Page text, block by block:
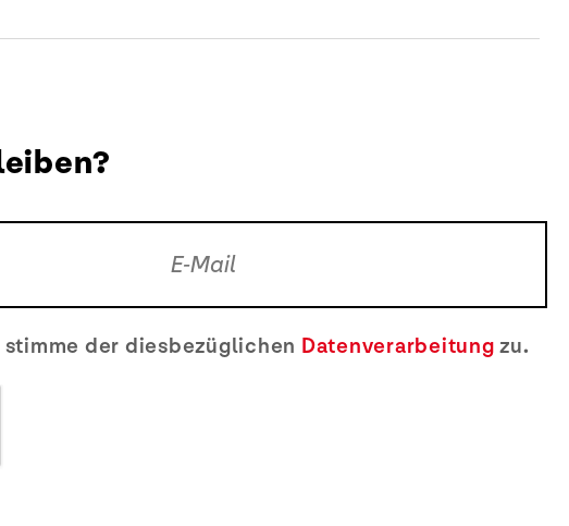
der diesbezüglichen Datenverarbeitungzu.